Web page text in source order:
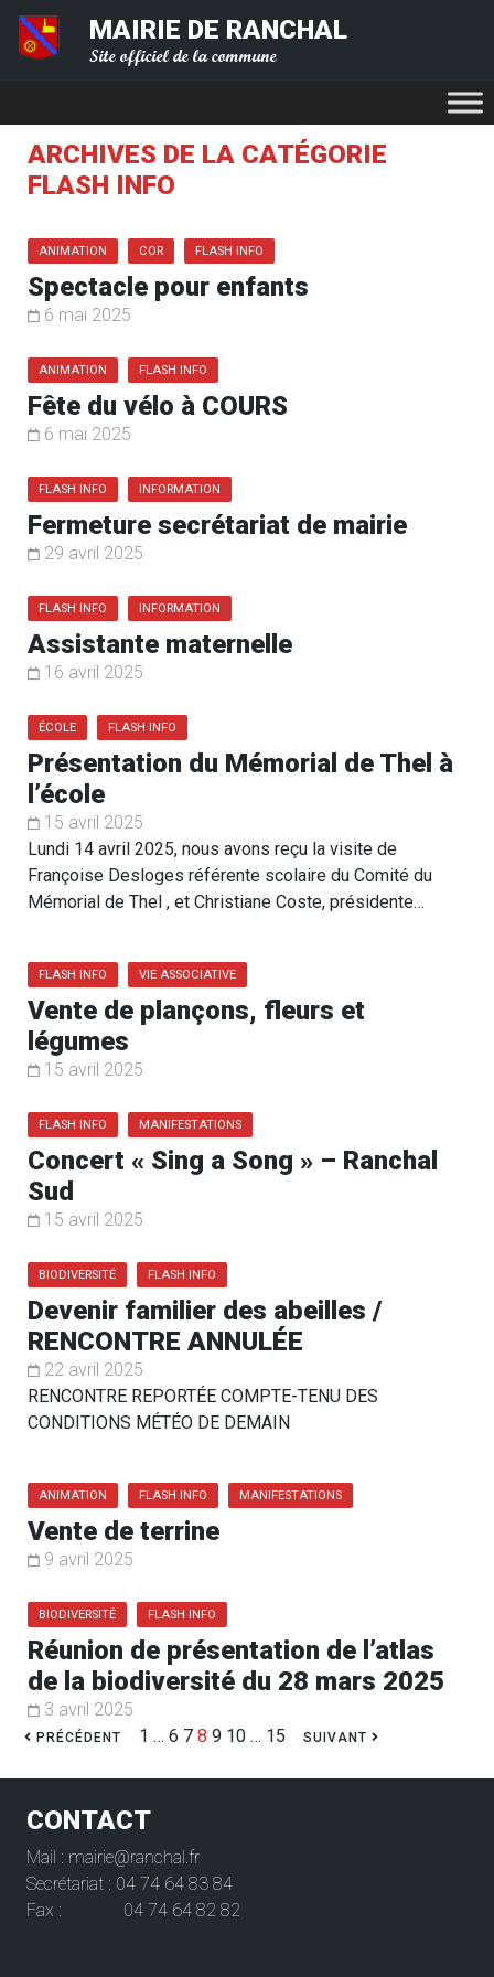
MAIRIE DE RANCHAL
Site officiel de la commune
ARCHIVES DE LA CATÉGORIE
FLASH INFO
ANIMATION COR FLASH INFO
Spectacle pour enfants
6 mai 2025
ANIMATION FLASH INFO
Fête du vélo à COURS
6 mai 2025
FLASH INFO INFORMATION
Fermeture secrétariat de mairie
29 avril 2025
FLASH INFO INFORMATION
Assistante maternelle
16 avril 2025
ÉCOLE FLASH INFO
Présentation du Mémorial de Thel à
l’école
15 avril 2025
Lundi 14 avril 2025, nous avons reçu la visite de
Françoise Desloges référente scolaire du Comité du
Mémorial de Thel , et Christiane Coste, présidente…
FLASH INFO VIE ASSOCIATIVE
Vente de plançons, fleurs et
légumes
15 avril 2025
FLASH INFO MANIFESTATIONS
Concert « Sing a Song » – Ranchal
Sud
15 avril 2025
BIODIVERSITÉ FLASH INFO
Devenir familier des abeilles /
RENCONTRE ANNULÉE
22 avril 2025
RENCONTRE REPORTÉE COMPTE-TENU DES
CONDITIONS MÉTÉO DE DEMAIN
ANIMATION FLASH INFO MANIFESTATIONS
Vente de terrine
9 avril 2025
BIODIVERSITÉ FLASH INFO
Réunion de présentation de l’atlas
de la biodiversité du 28 mars 2025
3 avril 2025
PRÉCÉDENT 1 … 6 7 8 9 10 … 15 SUIVANT
CONTACT
Mail : mairie@ranchal.fr
Secrétariat : 04 74 64 83 84
Fax : 04 74 64 82 82